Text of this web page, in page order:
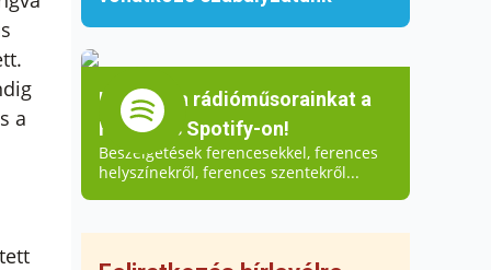
a
Hallgassa rádióműsorainkat a
Ferences Spotify-on!
Beszélgetések ferencesekkel, ferences
helyszínekről, ferences szentekről...